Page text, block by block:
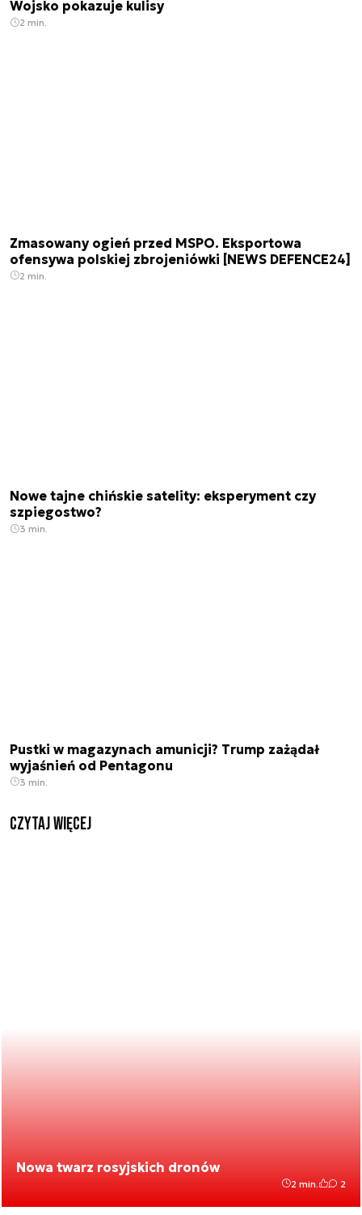
Wojsko pokazuje kulisy
2 min.
Zmasowany ogień przed MSPO. Eksportowa
ofensywa polskiej zbrojeniówki [NEWS DEFENCE24]
2 min.
Nowe tajne chińskie satelity: eksperyment czy
szpiegostwo?
3 min.
Pustki w magazynach amunicji? Trump zażądał
wyjaśnień od Pentagonu
3 min.
czytaj więcej
Nowa twarz rosyjskich dronów
2 min. 2